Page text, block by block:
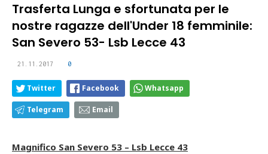
Trasferta Lunga e sfortunata per le
nostre ragazze dell'Under 18 femminile:
San Severo 53- Lsb Lecce 43
21.11.2017 0
Twitter Facebook Whatsapp
Telegram Email
Magnifico San Severo 53 – Lsb Lecce 43